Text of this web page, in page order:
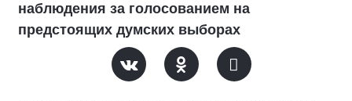
наблюдения за голосованием на
предстоящих думских выборах